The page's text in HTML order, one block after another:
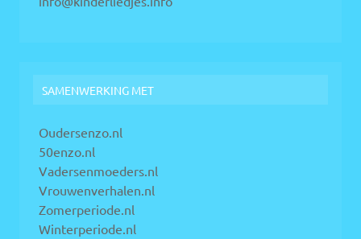
SAMENWERKING MET
Oudersenzo.nl
50enzo.nl
Vadersenmoeders.nl
Vrouwenverhalen.nl
Zomerperiode.nl
Winterperiode.nl